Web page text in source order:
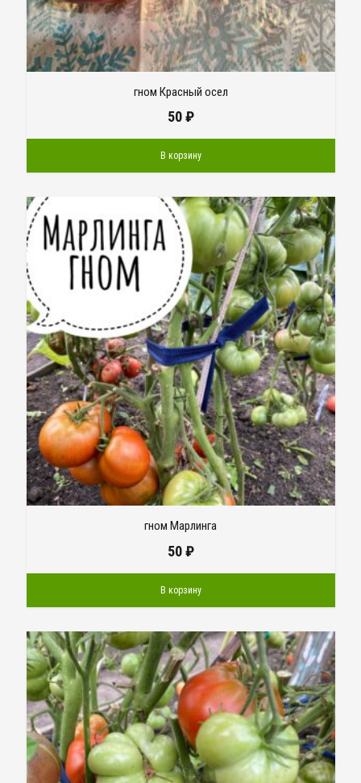
гном Красный осел
50₽
В корзину
гном Марлинга
50₽
В корзину